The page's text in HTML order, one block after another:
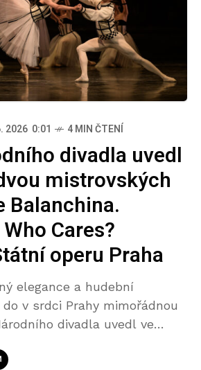
2026 0:01 4 MIN ČTENÍ
divadla uvedl
mistrovských
Balanchina.
Cares?
operu Praha
elegance a hudební
v srdci Prahy mimořádnou
divadla uvedl ve
s názvem Who Cares?,